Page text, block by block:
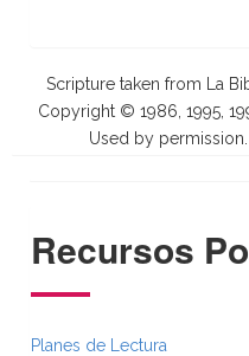
Scripture taken from La
Copyright © 1986, 1995,
Used by permission.
Recursos
Planes de Lectura